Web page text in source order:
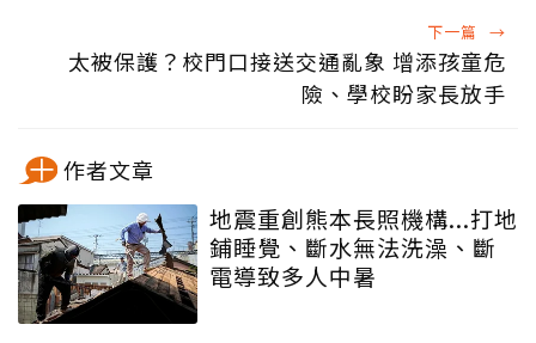
下一篇 →
太被保護？校門口接送交通亂象 增添孩童危
險、學校盼家長放手
作者文章
地震重創熊本長照機構...打地
鋪睡覺、斷水無法洗澡、斷
電導致多人中暑